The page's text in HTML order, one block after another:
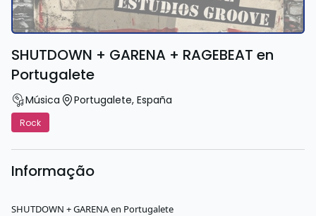
SHUTDOWN + GARENA + RAGEBEAT en
Portugalete
Música Portugalete, España
Rock
Informação
SHUTDOWN + GARENA en Portugalete